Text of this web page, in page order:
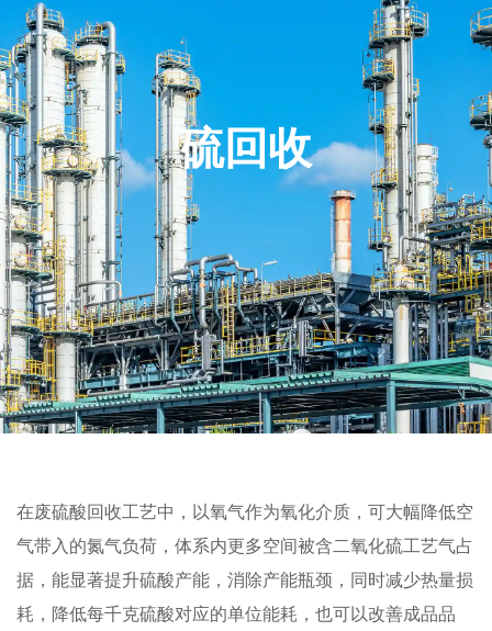
硫回收
在废硫酸回收工艺中，以氧气作为氧化介质，可大幅降低空
气带入的氮气负荷，体系内更多空间被含二氧化硫工艺气占
据，能显著提升硫酸产能，消除产能瓶颈，同时减少热量损
耗，降低每千克硫酸对应的单位能耗，也可以改善成品品